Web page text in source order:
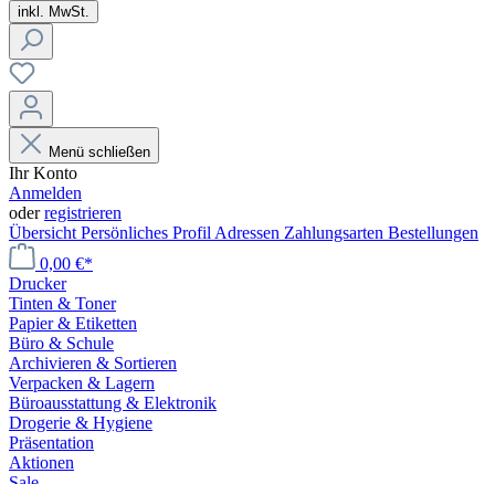
inkl. MwSt.
Menü schließen
Ihr Konto
Anmelden
oderregistrieren
Übersicht Persönliches Profil Adressen Zahlungsarten Bestellungen
0,00 €*
Drucker
Tinten & Toner
Papier & Etiketten
Büro & Schule
Archivieren & Sortieren
Verpacken & Lagern
Büroausstattung & Elektronik
Drogerie & Hygiene
Präsentation
Aktionen